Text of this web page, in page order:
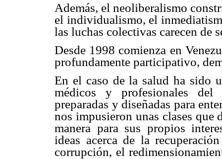
Además, el neoliberalismo
el individualismo, el
las luchas colectivas carecen de
Desde 1998 comienza en
profundamente participativo,
En el caso de la salud ha sido
médicos y profesionales del
preparadas y diseñadas para
nos impusieron unas clases
manera para sus propios
ideas acerca de la
corrupción, el